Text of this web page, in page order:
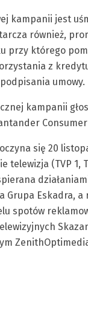
kampanii jest
również,
przy którego
z
umowy.
kampanii
się 20
telewizja (TVP 1,
Grupa Eskadra,
spotów